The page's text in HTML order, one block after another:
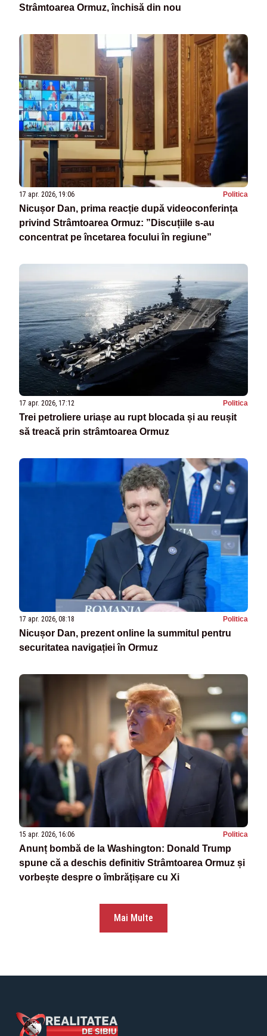
Strâmtoarea Ormuz, închisă din nou
17 apr. 2026, 19:06 Politica
Nicușor Dan, prima reacție după videoconferința
privind Strâmtoarea Ormuz: ”Discuțiile s-au
concentrat pe încetarea focului în regiune”
17 apr. 2026, 17:12 Politica
Trei petroliere uriașe au rupt blocada și au reușit
să treacă prin strâmtoarea Ormuz
17 apr. 2026, 08:18 Politica
Nicușor Dan, prezent online la summitul pentru
securitatea navigației în Ormuz
15 apr. 2026, 16:06 Politica
Anunț bombă de la Washington: Donald Trump
spune că a deschis definitiv Strâmtoarea Ormuz și
vorbește despre o îmbrățișare cu Xi
Mai Multe